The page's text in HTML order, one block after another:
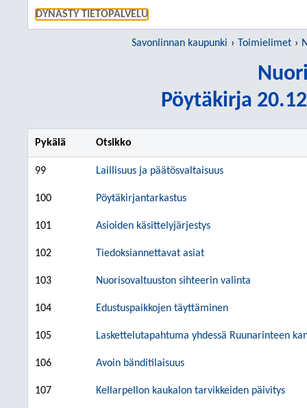
DYNASTY TIETOPALVELU
Savonlinnan kaupunki Toimielimet
Pöytäkirja
Pykälä Otsikko
99 Laillisuus ja päätösvaltaisuus
100 Pöytäkirjantarkastus
101 Asioiden käsittelyjärjestys
102 Tiedoksiannettavat asiat
103 Nuorisovaltuuston sihteerin valinta
104 Edustuspaikkojen täyttäminen
105 Laskettelutapahtuma yhdessä Ruunarinteen
106 Avoin bänditilaisuus
107 Kellarpellon kaukalon tarvikkeiden päivitys